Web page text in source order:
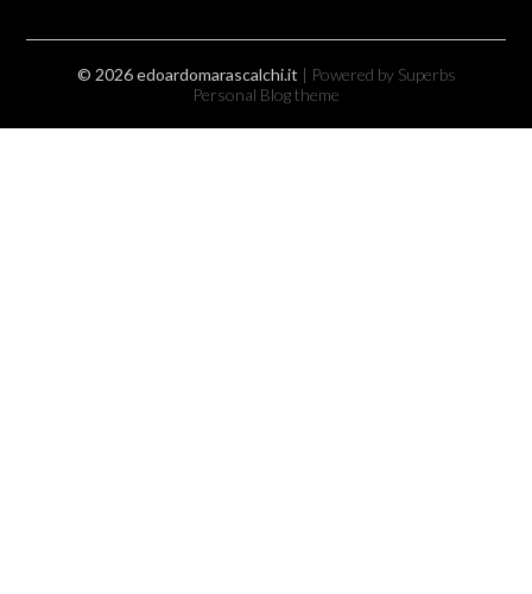
© 2026 edoardomarascalchi.it | Powered by Superbs
Personal Blog theme